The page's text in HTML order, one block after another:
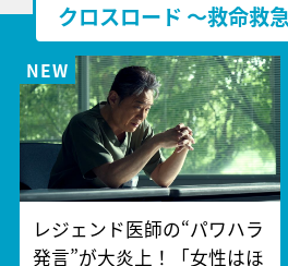
クロスロード ～救命救
レジェンド医師の“パワハラ
発言”が大炎上！「女性はほ